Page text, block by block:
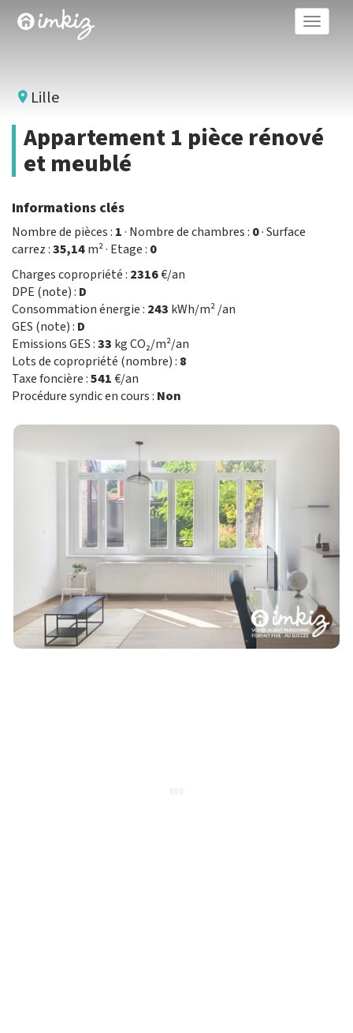
Toggle
Lille
Appartement 1 pièce rénové
et meublé
Informations clés
Nombre de pièces : 1· Nombre de chambres : 0· Surface
carrez :35,14m² · Etage : 0
Charges copropriété : 2316€/an
DPE (note) : D
Consommation énergie : 243 kWh/m² /an
GES (note) : D
Emissions GES :33 kg CO₂/m²/an
Lots de copropriété (nombre) : 8
Taxe foncière :541€/an
Procédure syndic en cours : Non